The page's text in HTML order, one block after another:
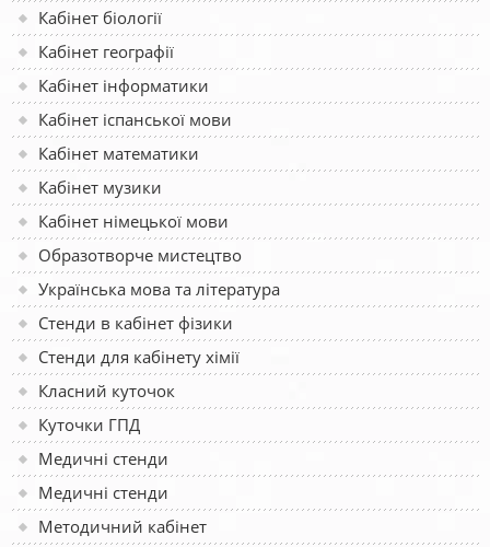
Кабінет біології
Кабінет географії
Кабінет інформатики
Кабінет іспанської мови
Кабінет математики
Кабінет музики
Кабінет німецької мови
Образотворче мистецтво
Українська мова та література
Стенди в кабінет фізики
Стенди для кабінету хімії
Класний куточок
Куточки ГПД
Медичні стенди
Медичні стенди
Методичний кабінет